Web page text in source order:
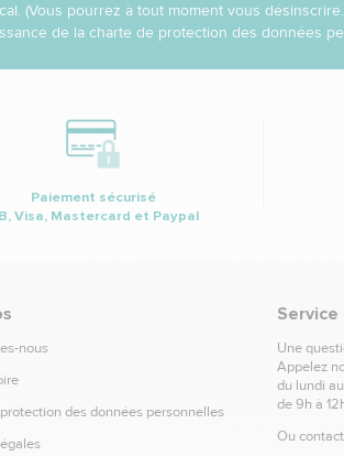
(Vous pourrez à tout moment vous
de la charte de protection des données
Paiement sécurisé
Visa, Mastercard et Paypal
nous
des données personnelles
Une
Appelez
du lundi
de 9h à
Ou